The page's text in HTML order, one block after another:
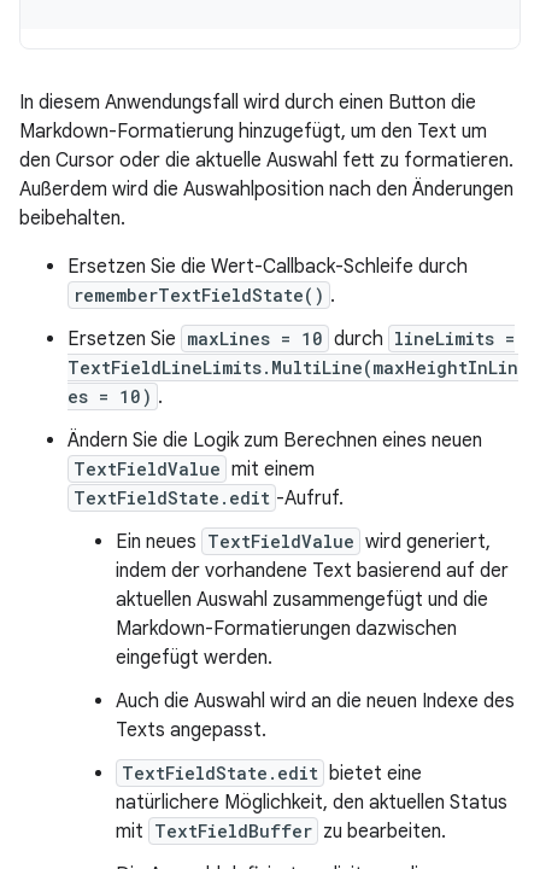
In diesem Anwendungsfall wird durch einen Button die
Markdown-Formatierung hinzugefügt, um den Text um
den Cursor oder die aktuelle Auswahl fett zu formatieren.
Außerdem wird die Auswahlposition nach den Änderungen
beibehalten.
Ersetzen Sie die Wert-Callback-Schleife durch
rememberTextFieldState() .
Ersetzen Sie maxLines = 10 durch lineLimits =
TextFieldLineLimits.MultiLine(maxHeightInLin
es = 10) .
Ändern Sie die Logik zum Berechnen eines neuen
TextFieldValue mit einem
TextFieldState.edit -Aufruf.
Ein neues TextFieldValue wird generiert,
indem der vorhandene Text basierend auf der
aktuellen Auswahl zusammengefügt und die
Markdown-Formatierungen dazwischen
eingefügt werden.
Auch die Auswahl wird an die neuen Indexe des
Texts angepasst.
TextFieldState.edit bietet eine
natürlichere Möglichkeit, den aktuellen Status
mit TextFieldBuffer zu bearbeiten.